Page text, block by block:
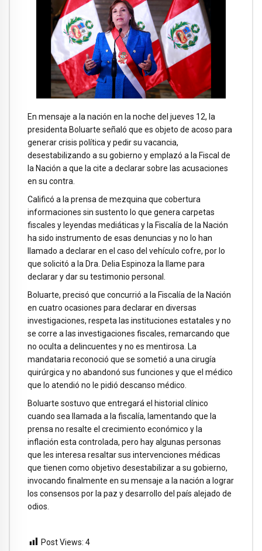
En mensaje a la nación en la noche del jueves 12, la
presidenta Boluarte señaló que es objeto de acoso para
generar crisis política y pedir su vacancia,
desestabilizando a su gobierno y emplazó a la Fiscal de
la Nación a que la cite a declarar sobre las acusaciones
en su contra.
Calificó a la prensa de mezquina que cobertura
informaciones sin sustento lo que genera carpetas
fiscales y leyendas mediáticas y la Fiscalía de la Nación
ha sido instrumento de esas denuncias y no lo han
llamado a declarar en el caso del vehículo cofre, por lo
que solicitó a la Dra. Delia Espinoza la llame para
declarar y dar su testimonio personal.
Boluarte, precisó que concurrió a la Fiscalía de la Nación
en cuatro ocasiones para declarar en diversas
investigaciones, respeta las instituciones estatales y no
se corre a las investigaciones fiscales, remarcando que
no oculta a delincuentes y no es mentirosa. La
mandataria reconoció que se sometió a una cirugía
quirúrgica y no abandonó sus funciones y que el médico
que lo atendió no le pidió descanso médico.
Boluarte sostuvo que entregará el historial clínico
cuando sea llamada a la fiscalía, lamentando que la
prensa no resalte el crecimiento económico y la
inflación esta controlada, pero hay algunas personas
que les interesa resaltar sus intervenciones médicas
que tienen como objetivo desestabilizar a su gobierno,
invocando finalmente en su mensaje a la nación a lograr
los consensos por la paz y desarrollo del país alejado de
odios.
Post Views: 4